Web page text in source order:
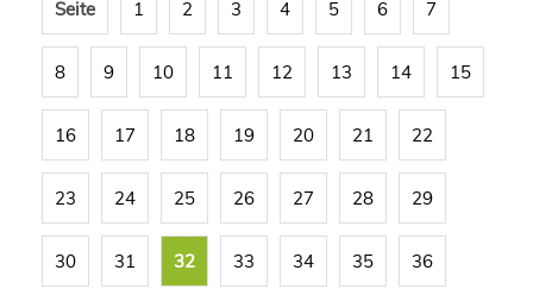
Seite 1 2 3 4 5 6 7
8 9 10 11 12 13 14 15
16 17 18 19 20 21 22
23 24 25 26 27 28 29
30 31 32 33 34 35 36